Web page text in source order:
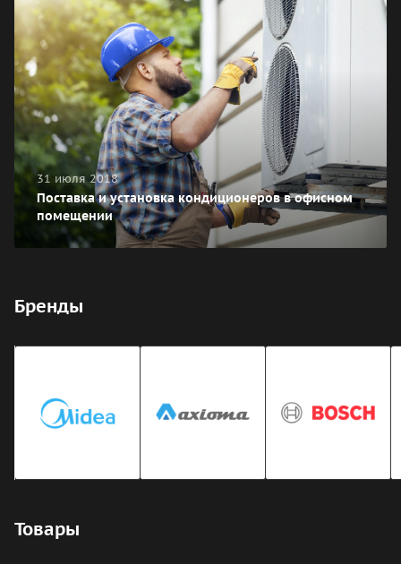
31 июля 2018
Поставка и установка кондиционеров в офисном
помещении
Бренды
Товары